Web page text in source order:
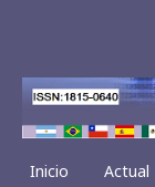
Inicio Actual